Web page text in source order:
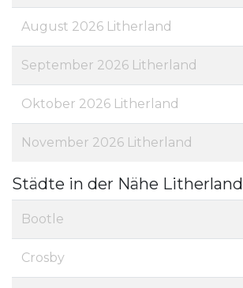
August 2026 Litherland
September 2026 Litherland
Oktober 2026 Litherland
November 2026 Litherland
Städte in der Nähe Litherland
Bootle
Crosby